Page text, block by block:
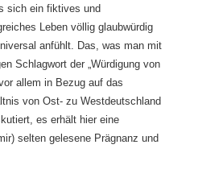
sich ein fiktives und
Leben völlig glaubwürdig
anfühlt. Das, was man mit
Schlagwort der „Würdigung von
vor allem in Bezug auf das
von Ost- zu Westdeutschland
es erhält hier eine
selten gelesene Prägnanz und